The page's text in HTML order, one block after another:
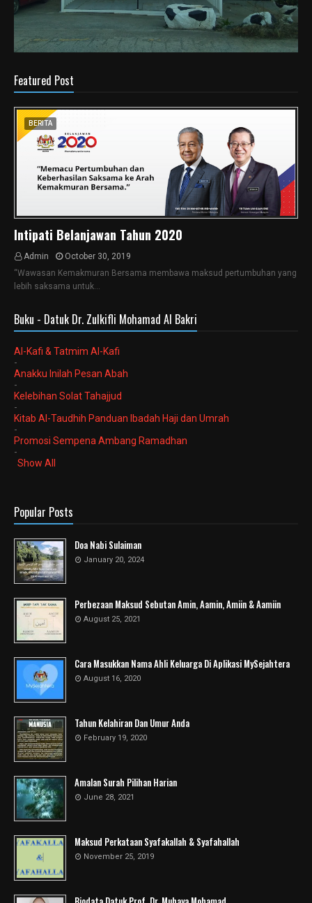
Featured Post
BERITA
Intipati Belanjawan Tahun 2020
Admin
October 30, 2019
“Wawasan Kemakmuran Bersama membawa maksud pertumbuhan yang
lebih saksama untuk…
Buku - Datuk Dr. Zulkifli Mohamad Al Bakri
Al-Kafi & Tatmim Al-Kafi
-
Anakku Inilah Pesan Abah
-
Kelebihan Solat Tahajjud
-
Kitab Al-Taudhih Panduan Ibadah Haji dan Umrah
-
Promosi Sempena Ambang Ramadhan
-
Show All
Popular Posts
Doa Nabi Sulaiman
January 20, 2024
Perbezaan Maksud Sebutan Amin, Aamin, Amiin & Aamiin
August 25, 2021
Cara Masukkan Nama Ahli Keluarga Di Aplikasi MySejahtera
August 16, 2020
Tahun Kelahiran Dan Umur Anda
February 19, 2020
Amalan Surah Pilihan Harian
June 28, 2021
Maksud Perkataan Syafakallah & Syafahallah
November 25, 2019